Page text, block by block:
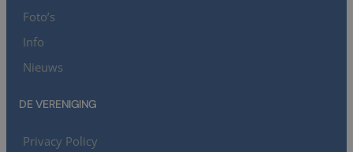
Foto’s
Info
Nieuws
DE VERENIGING
Privacy Policy